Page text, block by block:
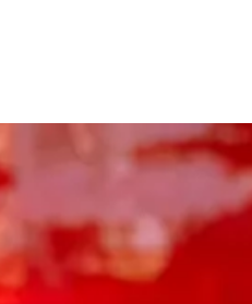
Domaći sirup od jagoda i